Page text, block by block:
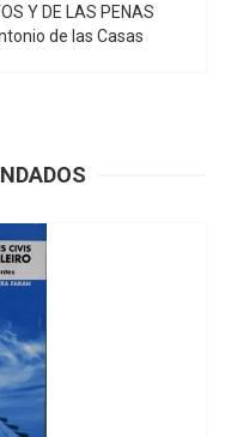
Y DE LAS PENAS
de las Casas